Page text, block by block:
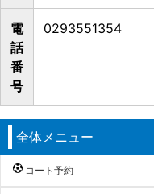
電
話
番
号
0293551354
全体メニュー
コート予約